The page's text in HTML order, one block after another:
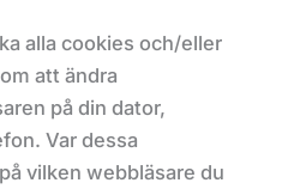
alla cookies och/eller
att ändra
på din dator,
Var dessa
vilken webbläsare du